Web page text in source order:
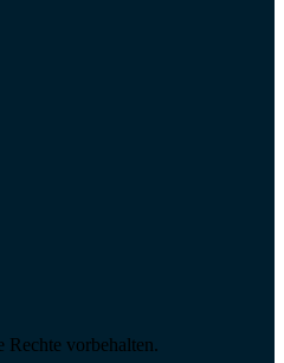
Rechte vorbehalten.